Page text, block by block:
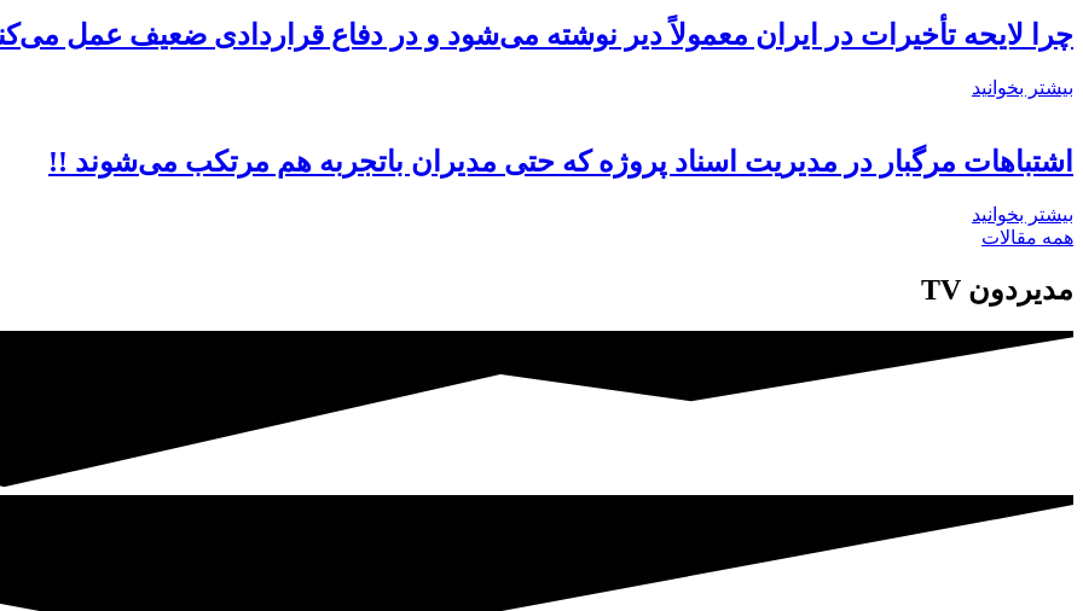
چرا لایحه تأخیرات در ایران معمولاً دیر نوشته می‌شود و در دفاع قراردادی ضعیف عمل
بیشتر بخوانید
اشتباهات مرگبار در مدیریت اسناد پروژه که حتی مدیران باتجربه هم مرتکب می‌شوند !!
بیشتر بخوانید
همه مقالات
مدیردون TV